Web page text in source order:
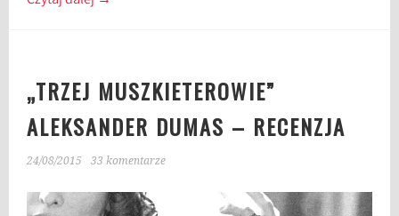
„TRZEJ MUSZKIETEROWIE”
ALEKSANDER DUMAS – RECENZJA
24/08/2015 33 komentarze